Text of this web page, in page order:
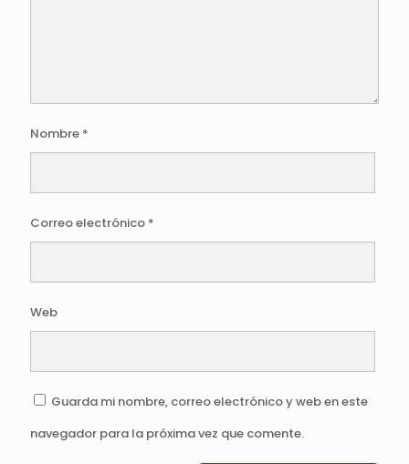
Nombre *
Correo electrónico *
Web
Guarda mi nombre, correo electrónico y web en este
navegador para la próxima vez que comente.